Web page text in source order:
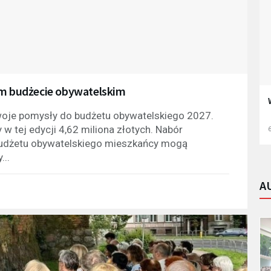
budżecie obywatelskim
pomysły do budżetu obywatelskiego 2027.
tej edycji 4,62 miliona złotych. Nabór
obywatelskiego mieszkańcy mogą